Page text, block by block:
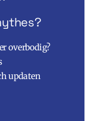
overbodig?
updaten